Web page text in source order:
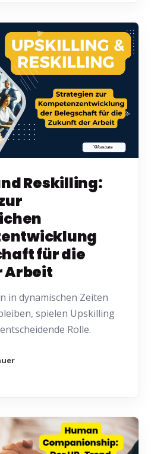
Reskilling:
für die
Arbeit
in dynamischen Zeiten
spielen Upskilling
Rolle.